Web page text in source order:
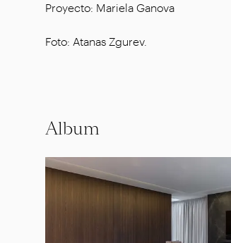
Proyecto: Mariela Ganova
Foto: Atanas Zgurev.
Album